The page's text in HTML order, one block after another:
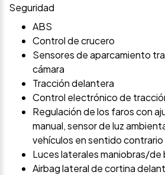
Seguridad
ABS
Control de crucero
Sensores de aparcamiento
cámara
Tracción delantera
Control electrónico de
Regulación de los faros con
manual, sensor de luz
vehículos en sentido contrario
Luces laterales maniobras/de
Airbag lateral de cortina